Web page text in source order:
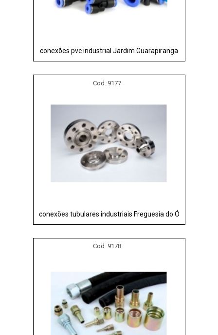
conexões pvc industrial Jardim Guarapiranga
Cod.:9177
conexões tubulares industriais Freguesia do Ó
Cod.:9178